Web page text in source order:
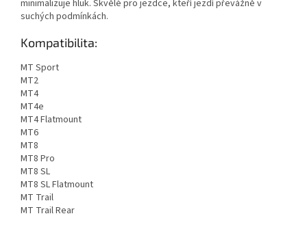
minimalizuje hluk. Skvělé pro jezdce, kteří jezdí převážně v
suchých podmínkách.
Kompatibilita:
MT Sport
MT2
MT4
MT4e
MT4 Flatmount
MT6
MT8
MT8 Pro
MT8 SL
MT8 SL Flatmount
MT Trail
MT Trail Rear